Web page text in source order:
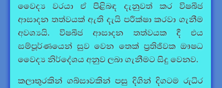
වෛද්‍ය වරයා ඒ පිළිබඳ දැනුවත් කර විෂබීජ
ආසාදන තත්වයක් ඇති දැයි පරීක්ෂා කරවා ගැනීම
අවශ්‍යයි. විෂබීජ ආසාදන තත්වයක දී එය
සම්පූර්ණයෙන් සුව වෙන තෙක් ප්‍රතිජීවක ඖෂධ
වෛද්‍ය නිර්දේශය අනුව ලබා ගැනීමට සිදු වෙනව.
කලාතුරකින් ගබ්සාවකින් පසු දිගින් දිගටම රුධිර